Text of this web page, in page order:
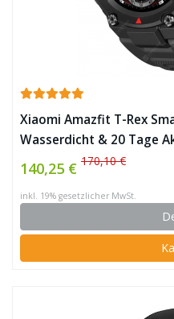
Xiaomi Amazfit T-Rex
Wasserdicht & 20 Tage
140,25 € 170,10 €
inkl. 19% gesetzlicher MwSt.